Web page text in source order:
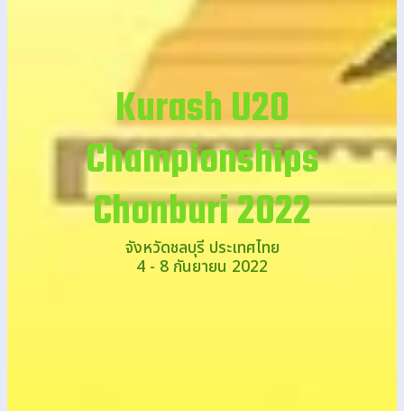
Kurash U20
Championships
Chonburi 2022
จังหวัดชลบุรี ประเทศไทย
4 - 8 กันยายน 2022